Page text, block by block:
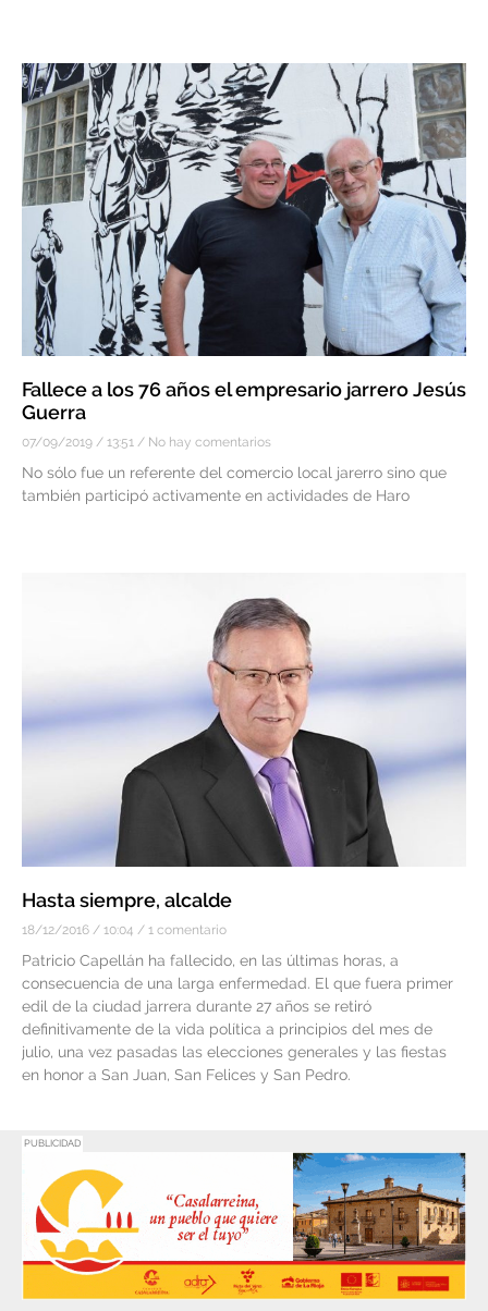
Fallece a los 76 años el empresario jarrero Jesús
Guerra
07/09/2019 13:51 No hay comentarios
No sólo fue un referente del comercio local jarerro sino que
también participó activamente en actividades de Haro
Hasta siempre, alcalde
18/12/2016 10:04 1 comentario
Patricio Capellán ha fallecido, en las últimas horas, a
consecuencia de una larga enfermedad. El que fuera primer
edil de la ciudad jarrera durante 27 años se retiró
definitivamente de la vida política a principios del mes de
julio, una vez pasadas las elecciones generales y las fiestas
en honor a San Juan, San Felices y San Pedro.
PUBLICIDAD